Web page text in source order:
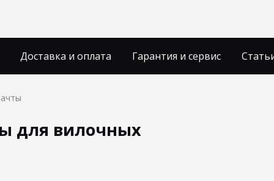
Доставка и оплата Гарантия и сервис
для вилочных